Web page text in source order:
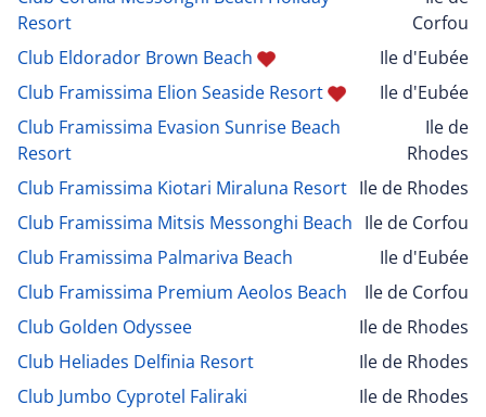
Resort
Corfou
Club Eldorador Brown Beach
Ile d'Eubée
Club Framissima Elion Seaside Resort
Ile d'Eubée
Club Framissima Evasion Sunrise Beach
Resort
Ile de
Rhodes
Club Framissima Kiotari Miraluna Resort Ile de Rhodes
Club Framissima Mitsis Messonghi Beach Ile de Corfou
Club Framissima Palmariva Beach
Ile d'Eubée
Club Framissima Premium Aeolos Beach
Ile de Corfou
Club Golden Odyssee
Ile de Rhodes
Club Heliades Delfinia Resort
Ile de Rhodes
Club Jumbo Cyprotel Faliraki
Ile de Rhodes